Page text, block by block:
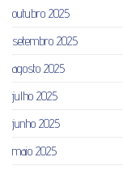
outubro 2025
setembro 2025
agosto 2025
julho 2025
junho 2025
maio 2025